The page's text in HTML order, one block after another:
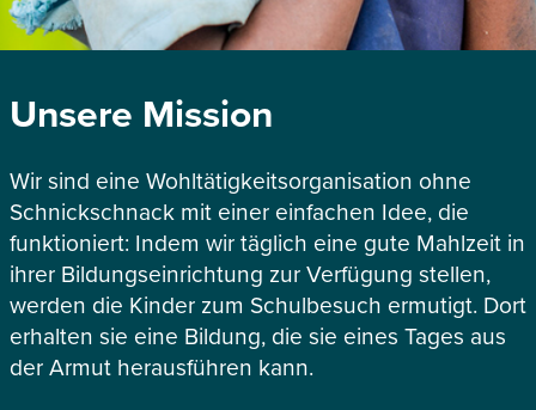
Unsere Mission
Wir sind eine Wohltätigkeitsorganisation ohne
Schnickschnack mit einer einfachen Idee, die
funktioniert: Indem wir täglich eine gute Mahlzeit in
ihrer Bildungseinrichtung zur Verfügung stellen,
werden die Kinder zum Schulbesuch ermutigt. Dort
erhalten sie eine Bildung, die sie eines Tages aus
der Armut herausführen kann.